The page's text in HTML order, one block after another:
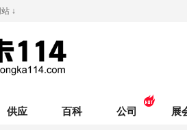
↓
供应 百科 公司 展